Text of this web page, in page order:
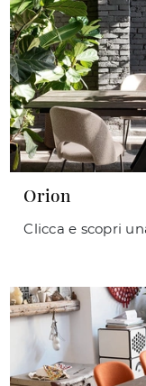
Orion